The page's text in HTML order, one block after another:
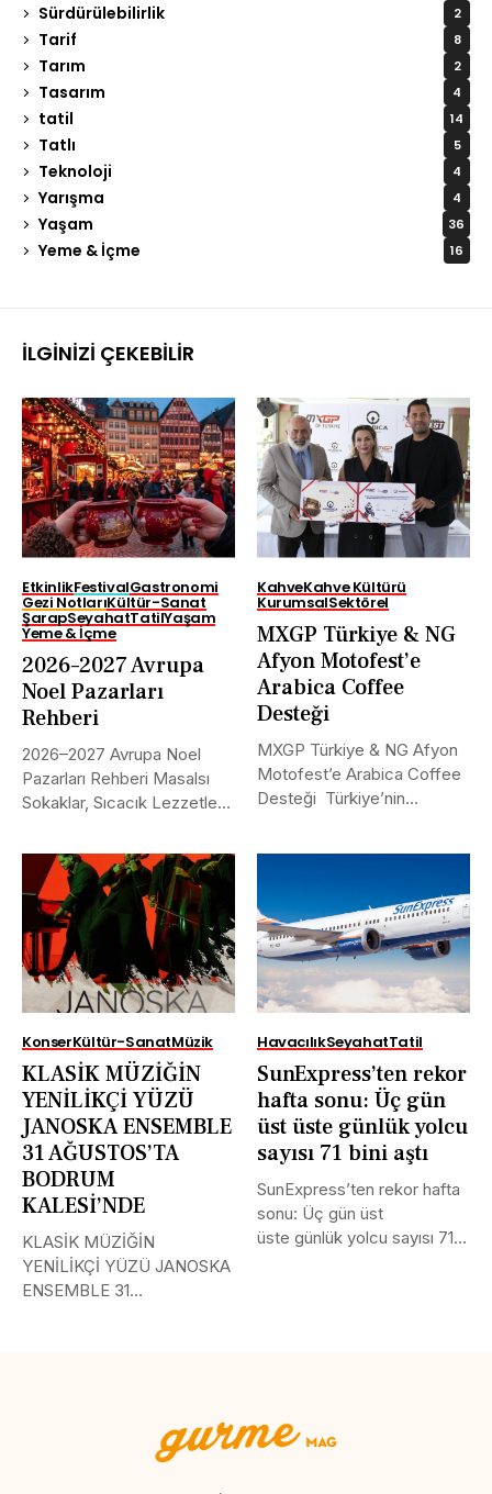
Sürdürülebilirlik 2
Tarif 8
Tarım 2
Tasarım 4
tatil 14
Tatlı 5
Teknoloji 4
Yarışma 4
Yaşam 36
Yeme & İçme 16
İLGINIZI ÇEKEBILIR
EtkinlikFestivalGastronomi
Gezi NotlarıKültür-Sanat
ŞarapSeyahatTatilYaşam
Yeme & İçme
2026–2027 Avrupa
Noel Pazarları
Rehberi
2026–2027 Avrupa Noel
Pazarları Rehberi Masalsı
Sokaklar, Sıcacık Lezzetler
KahveKahve Kültürü
KurumsalSektörel
MXGP Türkiye & NG
Afyon Motofest’e
Arabica Coffee
Desteği
MXGP Türkiye & NG Afyon
Motofest’e Arabica Coffee
Desteği Türkiye’nin
KonserKültür-SanatMüzik
KLASİK MÜZİĞİN
YENİLİKÇİ YÜZÜ
JANOSKA ENSEMBLE
31 AĞUSTOS’TA
BODRUM
KALESİ’NDE
KLASİK MÜZİĞİN
YENİLİKÇİ YÜZÜ JANOSKA
ENSEMBLE 31
HavacılıkSeyahatTatil
SunExpress’ten rekor
hafta sonu: Üç gün
üst üste günlük yolcu
sayısı 71 bini aştı
SunExpress’ten rekor hafta
sonu: Üç gün üst
üste günlük yolcu sayısı 71